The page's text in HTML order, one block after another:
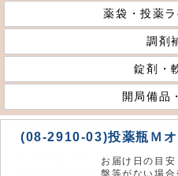
薬袋・投薬
調剤
錠剤・
開局備品
(08-2910-03)投薬瓶Ｍ
お届け日の目